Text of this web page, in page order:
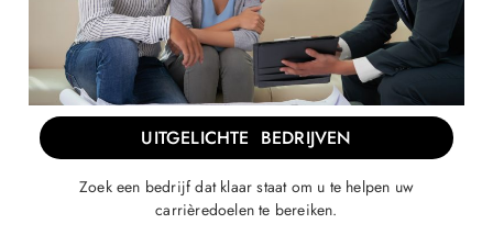
UITGELICHTE BEDRIJVEN
Zoek een bedrijf dat klaar staat om u te helpen uw
carrièredoelen te bereiken.